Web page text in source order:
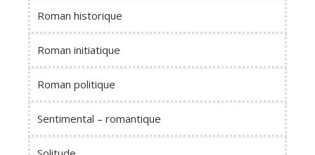
Roman historique
Roman initiatique
Roman politique
Sentimental – romantique